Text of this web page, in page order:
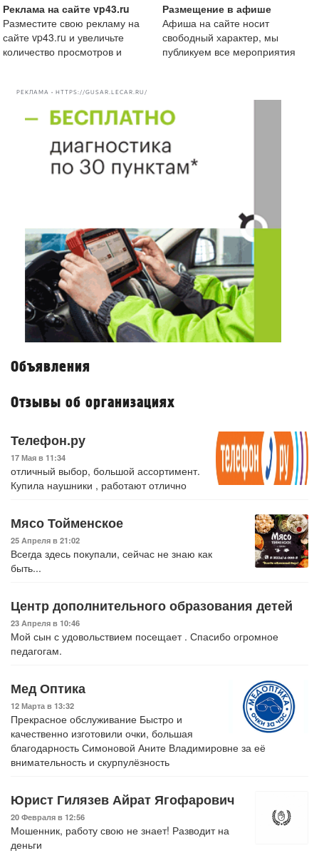
Реклама на сайте vp43.ru
Разместите свою рекламу на
сайте vp43.ru и увеличьте
количество просмотров и
Размещение в афише
Афиша на сайте носит
свободный характер, мы
публикуем все мероприятия
РЕКЛАМА • HTTPS://GUSAR.LECAR.RU/
Объявления
Отзывы об организациях
Телефон.ру
17 Мая в 11:34
отличный выбор, большой ассортимент.
Купила наушники , работают отлично
Мясо Тойменское
25 Апреля в 21:02
Всегда здесь покупали, сейчас не знаю как
быть...
Центр дополнительного образования детей
23 Апреля в 10:46
Мой сын с удовольствием посещает . Спасибо огромное
педагогам.
Мед Оптика
12 Марта в 13:32
Прекрасное обслуживание Быстро и
качественно изготовили очки, большая
благодарность Симоновой Аните Владимировне за её
внимательность и скурпулёзность
Юрист Гилязев Айрат Ягофарович
20 Февраля в 12:56
Мошенник, работу свою не знает! Разводит на
деньги